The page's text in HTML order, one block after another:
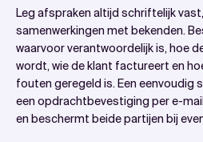
Leg afspraken altijd schriftelijk
samenwerkingen met bekenden.
waarvoor verantwoordelijk is, hoe
wordt, wie de klant factureert en
fouten geregeld is. Een eenvoudig
een opdrachtbevestiging per e-
en beschermt beide partijen bij